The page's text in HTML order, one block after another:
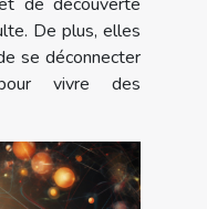
De plus, elles
se déconnecter
vivre des